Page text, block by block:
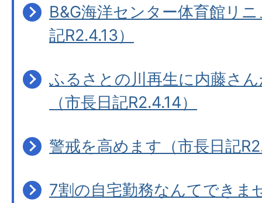
B&G海洋センター体育館リ
記R2.4.13）
ふるさとの川再生に内藤さ
（市長日記R2.4.14）
警戒を高めます（市長日記
7割の自宅勤務なんてできま